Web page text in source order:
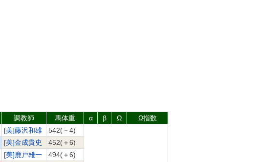
調教師 馬体重 α β Ω
Ω指数
[美]藤沢和雄 542(－4)
[美]金成貴史
452(＋6)
[美]鹿戸雄一
494(＋6)